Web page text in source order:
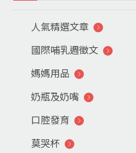
人氣精選文章
國際哺乳週徵文
媽媽用品
奶瓶及奶嘴
口腔發育
莫哭杯